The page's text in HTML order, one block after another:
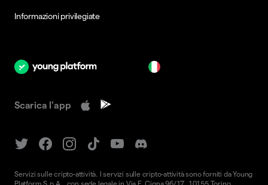
Informazioni privilegiate
Scarica l'app
Servizi sulle cripto-attività. I servizi sulle cripto-attività sono forniti da Young